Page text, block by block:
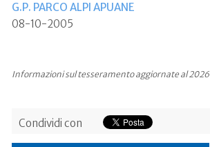
G.P. PARCO ALPI APUANE
08-10-2005
Informazioni sul tesseramento aggiornate al 2026
Condividi con